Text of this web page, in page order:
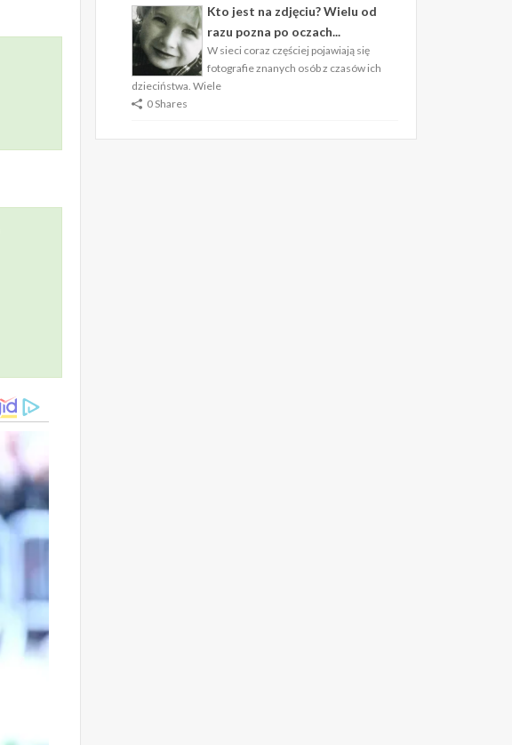
Kto jest na zdjęciu? Wielu od
razu pozna po oczach...
W sieci coraz częściej pojawiają się
fotografie znanych osób z czasów ich
dzieciństwa. Wiele
0 Shares